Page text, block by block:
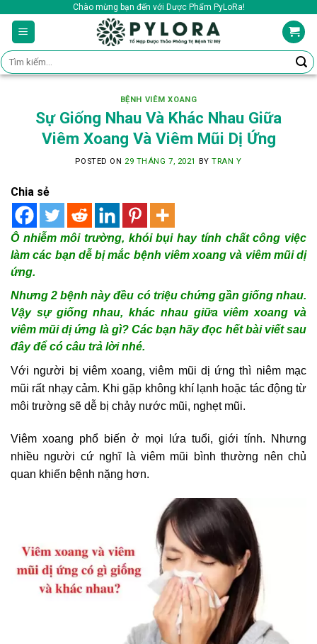
content
Chào mừng bạn đến với Dược Phẩm PyLoRa!
Tìm
kiếm:
BỆNH VIÊM XOANG
Sự Giống Nhau Và Khác Nhau Giữa
Viêm Xoang Và Viêm Mũi Dị Ứng
POSTED ON 29 THÁNG 7, 2021 BYTRAN Y
Chia sẻ
Ô nhiễm môi trường, khói bụi hay tính chất công việc
làm các bạn dễ bị mắc bệnh viêm xoang và viêm mũi dị
ứng.
Nhưng 2 bệnh này đều có triệu chứng gần giống nhau.
Vậy sự giống nhau, khác nhau giữa viêm xoang và
viêm mũi dị ứng là gì? Các bạn hãy đọc hết bài viết sau
đây để có câu trả lời nhé.
Với người bị viêm xoang, viêm mũi dị ứng thì niêm mạc
mũi rất nhạy cảm. Khi gặp không khí lạnh hoặc tác động từ
môi trường sẽ dễ bị chảy nước mũi, nghẹt mũi.
Viêm xoang phổ biến ở mọi lứa tuổi, giới tính. Nhưng
nhiều người cứ nghĩ là viêm mũi bình thường nên chủ
quan khiến bệnh nặng hơn.